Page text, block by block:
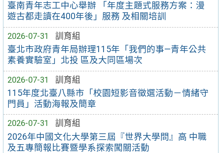
臺南青年志工中心舉辦 「年度主題式服務方案：漫
遊古都走讀在400年後」服務 及相關培訓
2026-07-31
訓育組
臺北市政府青年局辦理115年「我們的事—青年公共
素養實驗室」北投 區及大同區場次
2026-07-31
訓育組
115年度北臺八縣市「校園短影音徵選活動－情緒守
門員」活動海報及簡章
2026-07-31
訓育組
2026年中國文化大學第三屆『世界大學問』高 中職
及五專簡報比賽暨學系探索闖關活動